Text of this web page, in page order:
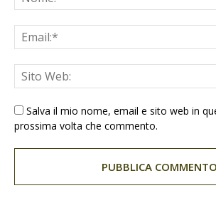
Salva il mio nome, email e sito web in
prossima volta che commento.